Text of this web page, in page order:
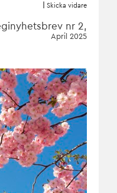
Skicka vidare
nr 2,
April 2025